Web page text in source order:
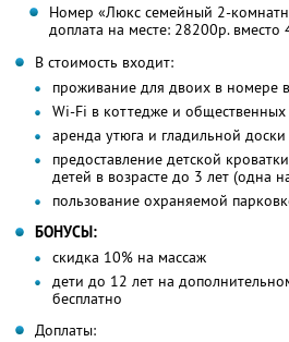
Номер «Люкс семейный 2-
доплата на месте: 28200р.
В стоимость входит:
проживание для двоих в номере
Wi-Fi в коттедже и общественных
аренда утюга и гладильной доски
предоставление детской
детей в возрасте до 3 лет (одна
пользование охраняемой
БОНУСЫ:
скидка 10% на массаж
дети до 12 лет на
бесплатно
Доплаты: